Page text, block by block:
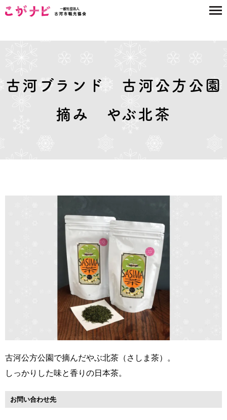
古河ブランド 古河公方公園
摘み やぶ北茶
古河公方公園で摘んだやぶ北茶（さしま茶）。
しっかりした味と香りの日本茶。
お問い合わせ先